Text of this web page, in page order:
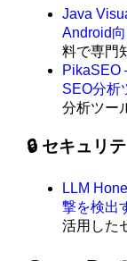
Java
Android
料で専門
PikaSEO
SEO分析
分析ツー
🔒 セキュリ
LLM
撃を検出
活用した